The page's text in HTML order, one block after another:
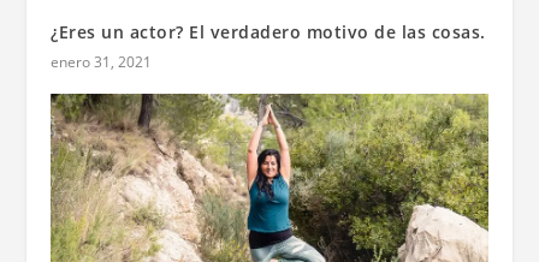
¿Eres un actor? El verdadero motivo de las cosas.
enero 31, 2021